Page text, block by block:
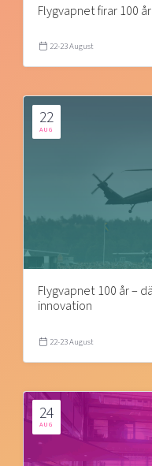
Flygvapnet firar 100
22-23 August
22
AUG
Flygvapnet 100 år –
innovation
22-23 August
24
AUG